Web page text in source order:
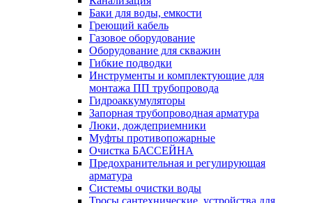
Баки для воды, емкости
Греющий кабель
Газовое оборудование
Оборудование для скважин
Гибкие подводки
Инструменты и комплектующие для
монтажа ПП трубопровода
Гидроаккумуляторы
Запорная трубопроводная арматура
Люки, дождеприемники
Муфты противопожарные
Очистка БАССЕЙНА
Предохранительная и регулирующая
арматура
Системы очистки воды
Тросы сантехнические, устройства для